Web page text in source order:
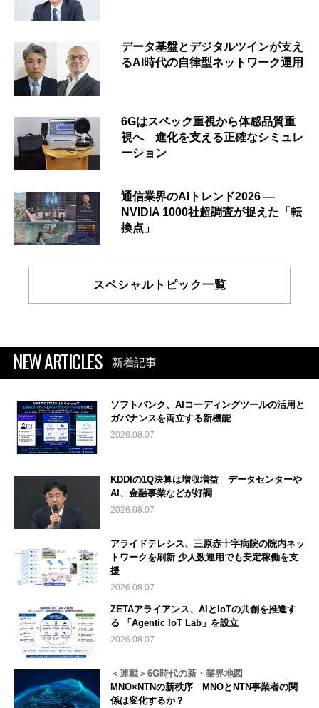
データ基盤とデジタルツインが支え
るAI時代の自律型ネットワーク運用
6Gはスペック重視から体感品質重
視へ 進化を支える正確なシミュレ
ーション
通信業界のAIトレンド2026 ―
NVIDIA 1000社超調査が捉えた「転
換点」
スペシャルトピック一覧
NEW ARTICLES 新着記事
ソフトバンク、AIコーディングツールの活用と
ガバナンスを両立する新機能
2026.08.07
KDDIの1Q決算は増収増益 データセンターや
AI、金融事業などが好調
2026.08.07
アライドテレシス、三原赤十字病院の院内ネッ
トワークを刷新 少人数運用でも安定稼働を支
援
2026.08.07
ZETAアライアンス、AIとIoTの共創を推進す
る 「Agentic IoT Lab」を設立
2026.08.07
＜連載＞6G時代の新・業界地図
MNO×NTNの新秩序 MNOとNTN事業者の関
係は変化するか？